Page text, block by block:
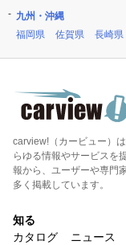
九州・沖縄
福岡県
佐賀県 長崎県
carview!（カービュー）
らゆる情報やサービスを
報から、ユーザーや専門
多く掲載しています。
知る
カタログ
ニュース